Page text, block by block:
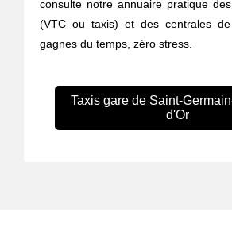
consulte notre annuaire pratique
(VTC ou taxis) et des centrales
gagnes du temps, zéro stress.
Taxis gare de Saint-
d'Or